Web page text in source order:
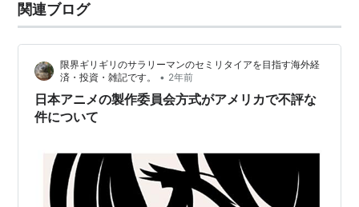
関連ブログ
限界ギリギリのサラリーマンのセミリタイアを目指す海外経
済・投資・雑記です。
• 2年前
日本アニメの製作委員会方式がアメリカで不評な
件について